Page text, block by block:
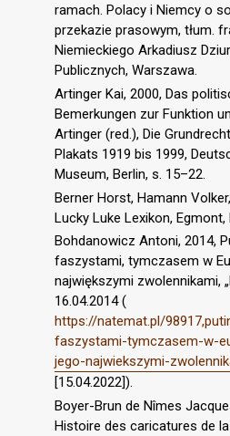
ramach. Polacy i Niemcy o
przekazie prasowym, tłum.
Niemieckiego Arkadiusz
Publicznych, Warszawa.
Artinger Kai, 2000, Das
Bemerkungen zur Funktion
Artinger (red.), Die
Plakats 1919 bis 1999,
Museum, Berlin, s. 15–22.
Berner Horst, Hamann
Lucky Luke Lexikon, Egmont,
Bohdanowicz Antoni, 2014,
faszystami, tymczasem w
największymi zwolennikami,
16.04.2014 (
https://natemat.pl/
faszystami-tymczasem-w-
jego-najwiekszymi-
[15.04.2022]).
Boyer-Brun de Nîmes
Histoire des caricatures de